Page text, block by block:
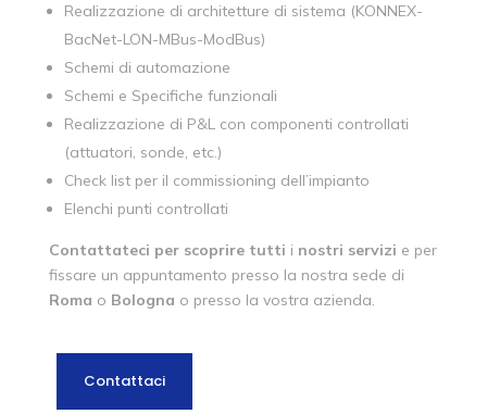
Realizzazione di architetture di sistema (KONNEX-
BacNet-LON-MBus-ModBus)
Schemi di automazione
Schemi e Specifiche funzionali
Realizzazione di P&L con componenti controllati
(attuatori, sonde, etc.)
Check list per il commissioning dell’impianto
Elenchi punti controllati
Contattateci per scoprire tutti i nostri servizi e per
fissare un appuntamento presso la nostra sede di
Roma o Bologna o presso la vostra azienda.
Contattaci